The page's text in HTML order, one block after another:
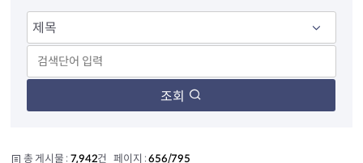
조회
총 게시물 : 7,942건 페이지 :656/795